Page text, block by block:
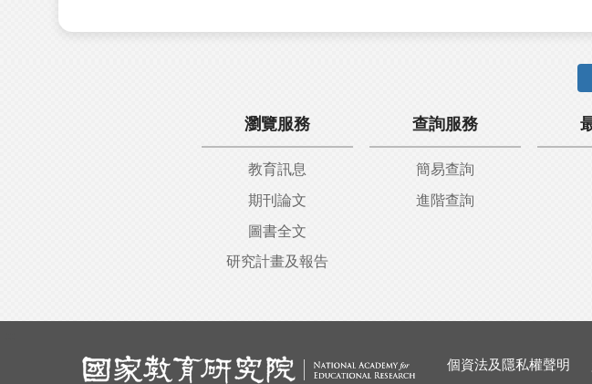
瀏覽服務
教育訊息
期刊論文
圖書全文
研究計畫及報告
查詢服務
簡易查詢
進階查詢
個資法及隱私權聲明